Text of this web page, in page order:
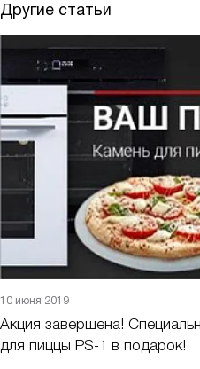
Другие статьи
10 июня 2019
Акция завершена!
для пиццы PS-1 в подарок!